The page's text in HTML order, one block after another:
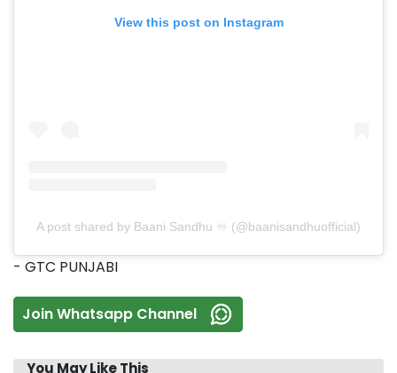
View this post on Instagram
A post shared by Baani Sandhu ♾️ (@baanisandhuofficial)
- GTC PUNJABI
Join Whatsapp Channel
You May Like This